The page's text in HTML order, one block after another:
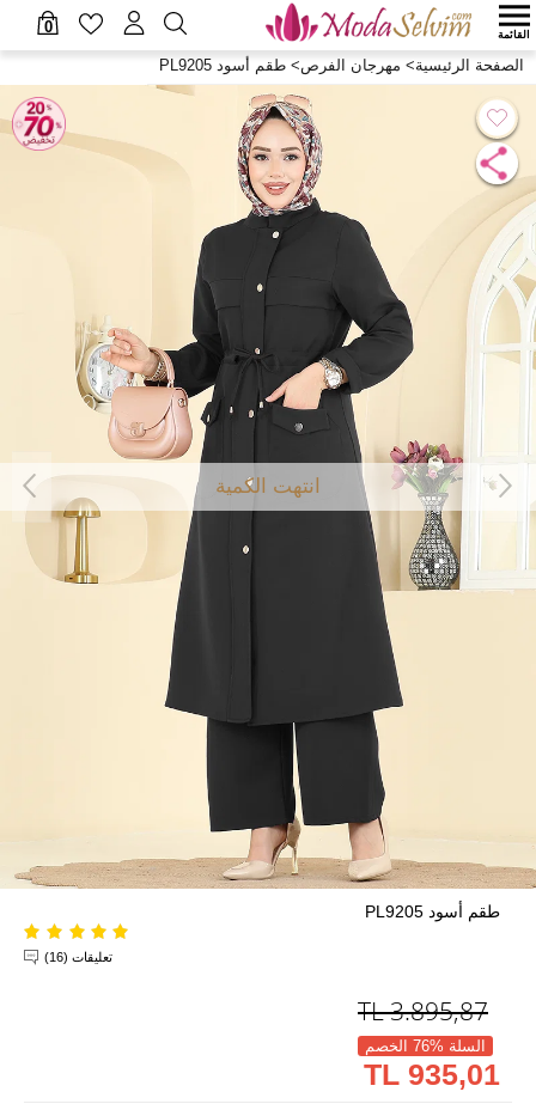
0 القائمة
الصفحة الرئيسية> مهرجان الفرص> طقم أسود PL9205
انتهت الكمية
طقم أسود PL9205
تعليقات (16)
3.895,87
TL
السلة %76 الخصم
935,01 TL